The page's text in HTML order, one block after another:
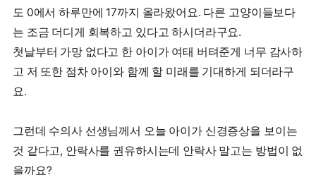
도 0에서 하루만에 17까지 올라왔어요. 다른 고양이들보다
는 조금 더디게 회복하고 있다고 하시더라구요.
첫날부터 가망 없다고 한 아이가 여태 버텨준게 너무 감사하
고 저 또한 점차 아이와 함께 할 미래를 기대하게 되더라구
요.
그런데 수의사 선생님께서 오늘 아이가 신경증상을 보이는
것 같다고, 안락사를 권유하시는데 안락사 말고는 방법이 없
을까요?